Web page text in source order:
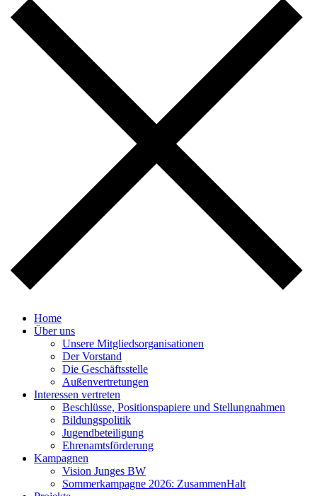
Home
Über uns
Unsere Mitgliedsorganisationen
Der Vorstand
Die Geschäftsstelle
Außenvertretungen
Interessen vertreten
Beschlüsse, Positionspapiere und Stellungnahmen
Bildungspolitik
Jugendbeteiligung
Ehrenamtsförderung
Kampagnen
Vision Junges BW
Sommerkampagne 2026: ZusammenHalt